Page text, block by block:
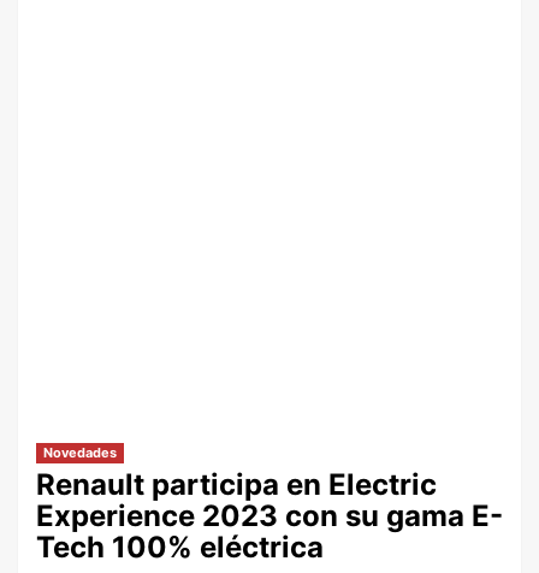
Novedades
Renault participa en Electric
Experience 2023 con su gama E-
Tech 100% eléctrica